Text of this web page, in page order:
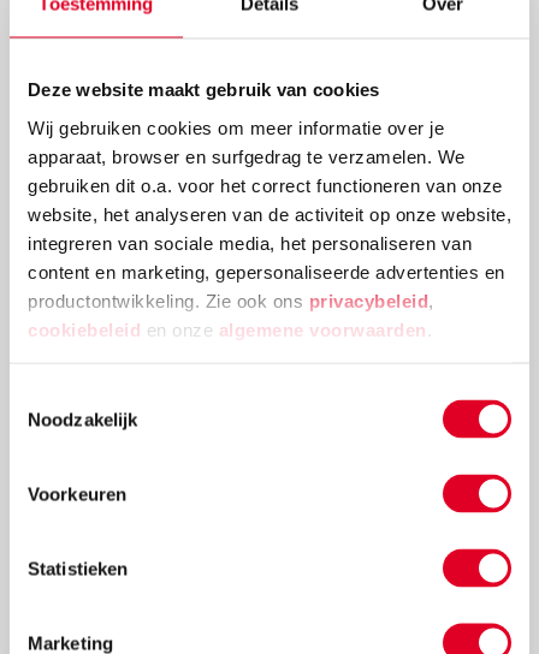
Deze website maakt gebruik van cookies
Wij gebruiken cookies om meer informatie over je
apparaat, browser en surfgedrag te verzamelen. We
gebruiken dit o.a. voor het correct functioneren van onze
website, het analyseren van de activiteit op onze website,
integreren van sociale media, het personaliseren van
content en marketing, gepersonaliseerde advertenties en
productontwikkeling. Zie ook ons privacybeleid
cookiebeleid en onze algemene voorwaarden
Noodzakelijk
Voorkeuren
Statistieken
Marketing
Knutselidee: kerstballenboom maken
Deze kerstballenboom is een echte eyecatcher! Plak
verschillende groottes van kerstballen en
versieringen aan elkaar tot deze mooie
kerstballenboom ontstaat!
Lees meer